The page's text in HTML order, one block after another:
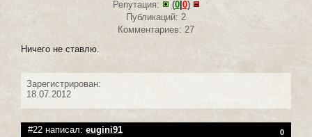
Репутация:
(0|0)
Публикаций: 2
Комментариев: 27
Ничего не ставлю.
Зарегистрирован:
18.07.2012
#22 написал: eugini91 0